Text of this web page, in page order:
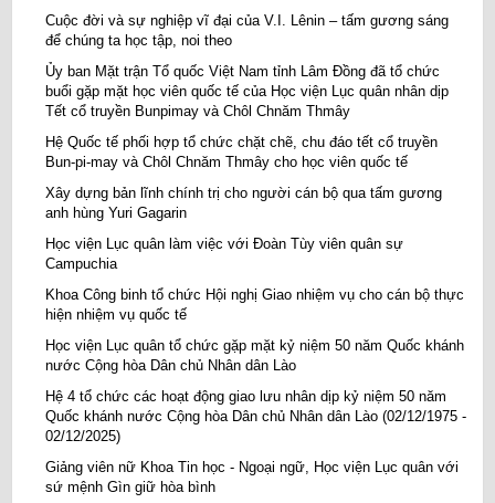
Cuộc đời và sự nghiệp vĩ đại của V.I. Lênin – tấm gương sáng
để chúng ta học tập, noi theo
Ủy ban Mặt trận Tổ quốc Việt Nam tỉnh Lâm Đồng đã tổ chức
buổi gặp mặt học viên quốc tế của Học viện Lục quân nhân dịp
Tết cổ truyền Bunpimay và Chôl Chnăm Thmây
Hệ Quốc tế phối hợp tổ chức chặt chẽ, chu đáo tết cổ truyền
Bun-pi-may và Chôl Chnăm Thmây cho học viên quốc tế
Xây dựng bản lĩnh chính trị cho người cán bộ qua tấm gương
anh hùng Yuri Gagarin
Học viện Lục quân làm việc với Đoàn Tùy viên quân sự
Campuchia
Khoa Công binh tổ chức Hội nghị Giao nhiệm vụ cho cán bộ thực
hiện nhiệm vụ quốc tế
Học viện Lục quân tổ chức gặp mặt kỷ niệm 50 năm Quốc khánh
nước Cộng hòa Dân chủ Nhân dân Lào
Hệ 4 tổ chức các hoạt động giao lưu nhân dịp kỷ niệm 50 năm
Quốc khánh nước Cộng hòa Dân chủ Nhân dân Lào (02/12/1975 -
02/12/2025)
Giảng viên nữ Khoa Tin học - Ngoại ngữ, Học viện Lục quân với
sứ mệnh Gìn giữ hòa bình